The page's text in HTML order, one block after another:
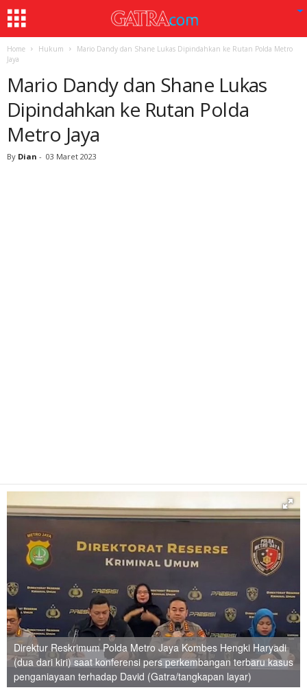
Home Hukum
Mario Dandy dan Shane Lukas Dipindahkan ke Rutan Polda Metro
Jaya
Mario Dandy dan Shane Lukas
Dipindahkan ke Rutan Polda
Metro Jaya
By Dian - 03 Maret 2023
Direktur Reskrimum Polda Metro Jaya Kombes Hengki Haryadi
(dua dari kiri) saat konferensi pers perkembangan terbaru kasus
penganiayaan terhadap David (Gatra/tangkapan layar)